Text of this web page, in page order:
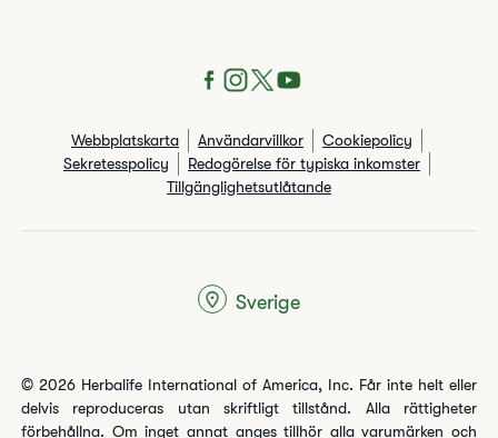
Webbplatskarta Användarvillkor
Cookiepolicy
Sekretesspolicy
Redogörelse för typiska inkomster
Tillgänglighetsutlåtande
© 2026 Herbalife International of America, Inc. Får inte helt eller
delvis reproduceras utan skriftligt tillstånd. Alla rättigheter
förbehållna. Om inget annat anges tillhör alla varumärken och
Sverige